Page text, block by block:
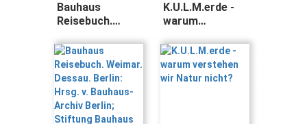
Bauhaus
Reisebuch.
Berlin: Hrsg. v.
Bauhaus-Archiv
Berlin; Stiftung
Bauhaus
Dessau; Klassik
Stiftung Weimar
K.U.L.M.erde -
warum
Natur nicht?